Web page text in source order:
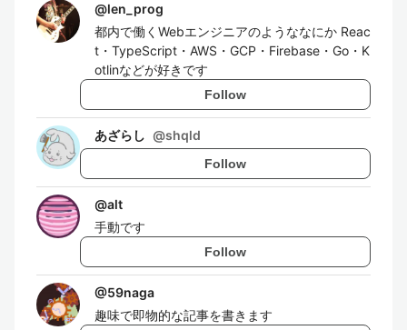
@len_prog
都内で働くWebエンジニアのようななにか Reac
t・TypeScript・AWS・GCP・Firebase・Go・K
otlinなどが好きです
Follow
あざらし @shqld
Follow
@alt
手動です
Follow
@59naga
趣味で即物的な記事を書きます